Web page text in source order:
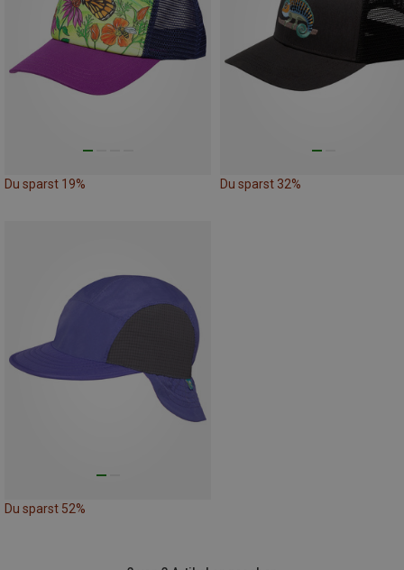
Du sparst 19% Du sparst 32%
Du sparst 52%